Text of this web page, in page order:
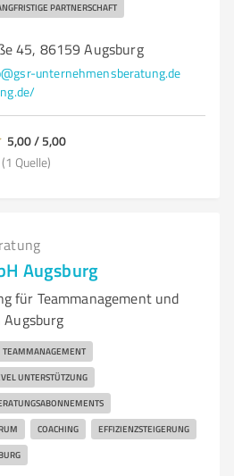
PARTNERSCHAFT
45, 86159 Augsburg
unternehmensberatung.de
5,00 / 5,00
(1 Quelle)
Augsburg
für Teammanagement und
TEAMMANAGEMENT
UNTERSTÜTZUNG
COACHING EFFIZIENZSTEIGERUNG